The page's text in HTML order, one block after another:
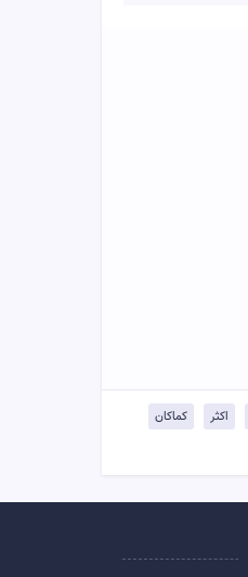
اکثر
کماکان